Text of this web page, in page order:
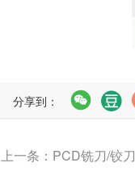
分享到：
上一条：PCD铣刀/铰刀